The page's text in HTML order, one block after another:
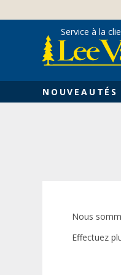
content
NOUVEAUTÉS
Service à la
Nous
Effectuez